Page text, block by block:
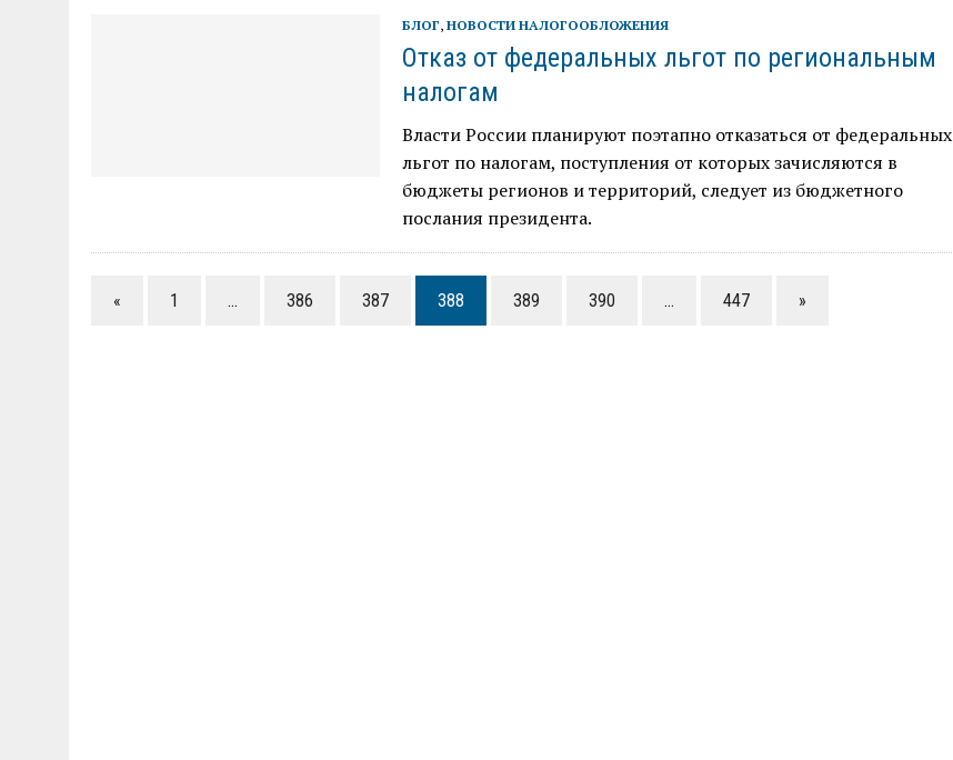
БЛОГ, НОВОСТИ НАЛОГООБЛОЖЕНИЯ
Отказ от федеральных льгот по региональным
налогам
Власти России планируют поэтапно отказаться от федеральных
льгот по налогам, поступления от которых зачисляются в
бюджеты регионов и территорий, следует из бюджетного
послания президента.
« 1 … 386 387 388 389 390 … 447 »